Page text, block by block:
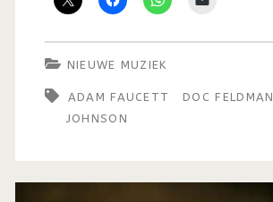
NIEUWE MUZIEK
ADAM FAUCETT DOC FELDMAN
JOHNSON